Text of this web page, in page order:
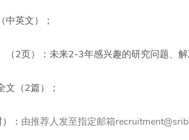
中英文）；
（2页）：未来2-3年感兴趣的研究问题、
文（2篇）；
： 由推荐人发至指定邮箱